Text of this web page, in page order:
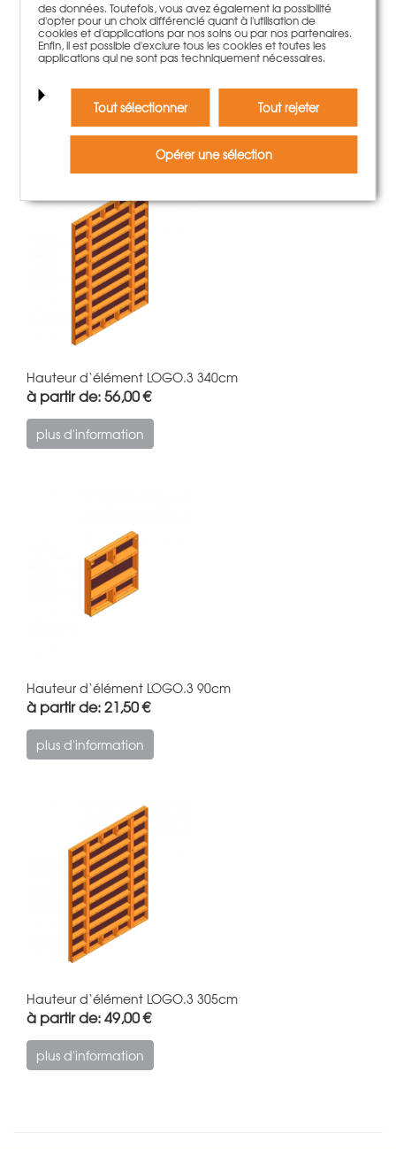
Accessoires coffrage LOGO
à partir de: 4,40 €
plus d'information
Hauteur d‘élément LOGO.3 340cm
à partir de: 56,00 €
plus d'information
Hauteur d‘élément LOGO.3 90cm
à partir de: 21,50 €
plus d'information
Hauteur d‘élément LOGO.3 305cm
à partir de: 49,00 €
plus d'information
des données. Toutefois, vous avez également la possibilité
d'opter pour un choix différencié quant à l'utilisation de
cookies et d'applications par nos soins ou par nos partenaires.
Enfin, il est possible d'exclure tous les cookies et toutes les
applications qui ne sont pas techniquement nécessaires.
Tout sélectionner Tout rejeter
Opérer une sélection